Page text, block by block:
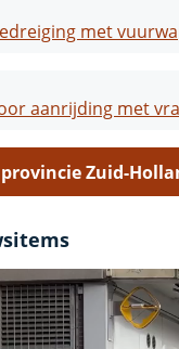
met
aanrijding met
Zuid-